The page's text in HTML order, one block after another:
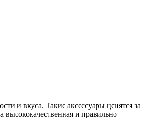
и вкуса. Такие аксессуары ценятся за
высококачественная и правильно